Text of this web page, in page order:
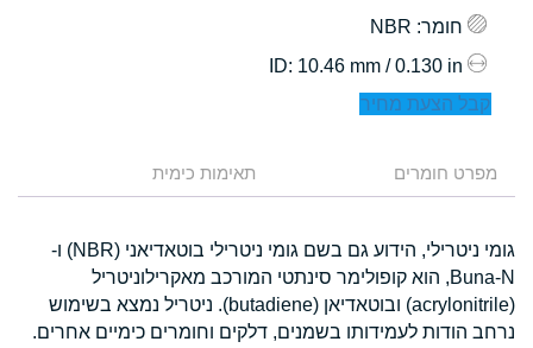
חומר: NBR
: 10.46 mm / 0.130 in
קבל הצעת מחיר
מפרט חומרים תאימות כימית
גומי ניטרילי, הידוע גם בשם גומי ניטרילי בוטאדיאני (NBR) ו-
Buna-N, הוא קופולימר סינתטי המורכב מאקרילוניטריל
(acrylonitrile) ובוטאדיאן (butadiene). ניטריל נמצא בשימוש
נרחב הודות לעמידותו בשמנים, דלקים וחומרים כימיים אחרים.